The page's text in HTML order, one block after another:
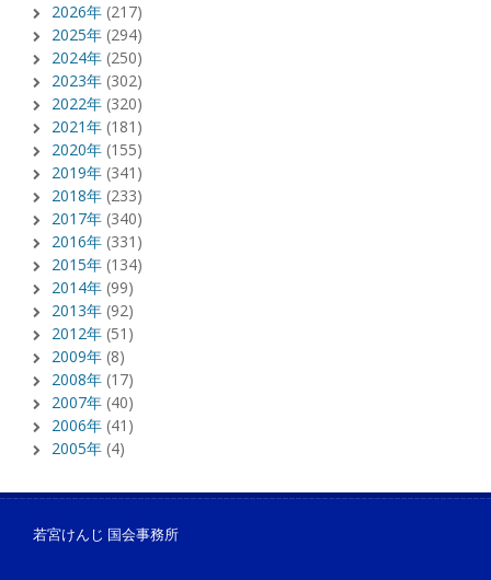
2026年 (217)
2025年 (294)
2024年 (250)
2023年 (302)
2022年 (320)
2021年 (181)
2020年 (155)
2019年 (341)
2018年 (233)
2017年 (340)
2016年 (331)
2015年 (134)
2014年 (99)
2013年 (92)
2012年 (51)
2009年 (8)
2008年 (17)
2007年 (40)
2006年 (41)
2005年 (4)
若宮けんじ 国会事務所